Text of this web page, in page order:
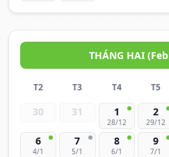
THÁNG HAI
T2 T3 T4 T5
30 31 1
28/12
2
29/12
6
4/1
7
5/1
8
6/1
9
7/1